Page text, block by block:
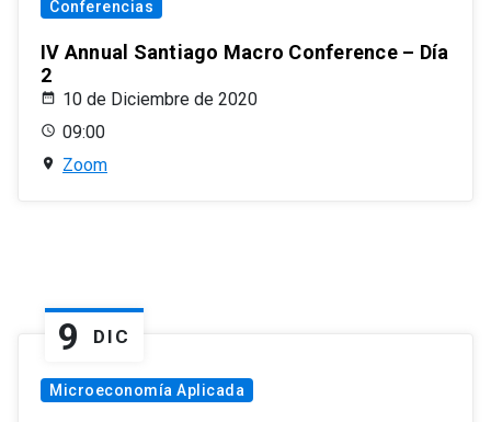
Conferencias
IV Annual Santiago Macro Conference – Día
2
10 de Diciembre de 2020
09:00
Zoom
9 DIC
Microeconomía Aplicada